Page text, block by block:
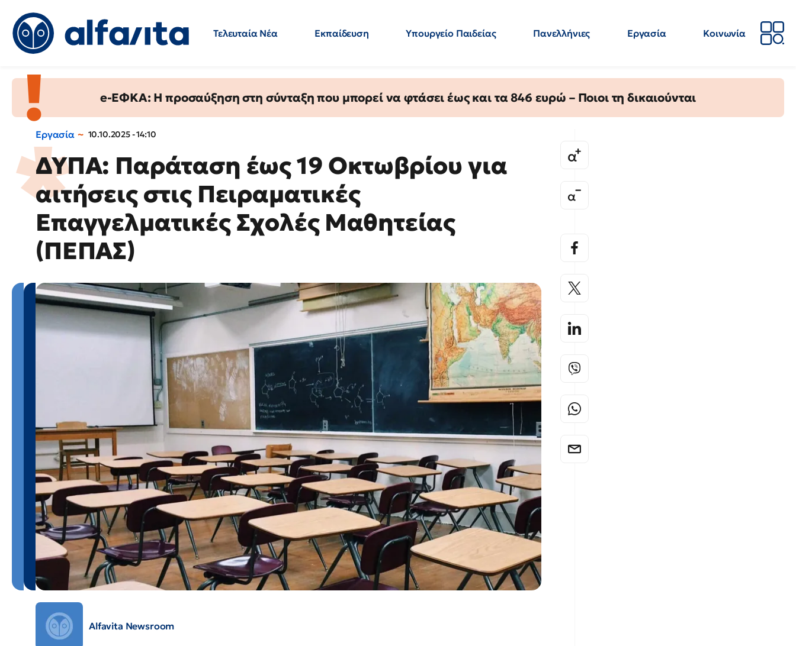
Τελευταία Νέα Εκπαίδευση Υπουργείο Παιδείας Πανελλήνιες Εργασία
Κοινωνία
e-ΕΦΚΑ: Η προσαύξηση στη σύνταξη που μπορεί να φτάσει έως και τα 846 ευρώ – Ποιοι τη δικαιούνται
Εργασία 10.10.2025 - 14:10
ΔΥΠΑ: Παράταση έως 19 Οκτωβρίου για
αιτήσεις στις Πειραματικές
Επαγγελματικές Σχολές Μαθητείας
(ΠΕΠΑΣ)
Alfavita Newsroom